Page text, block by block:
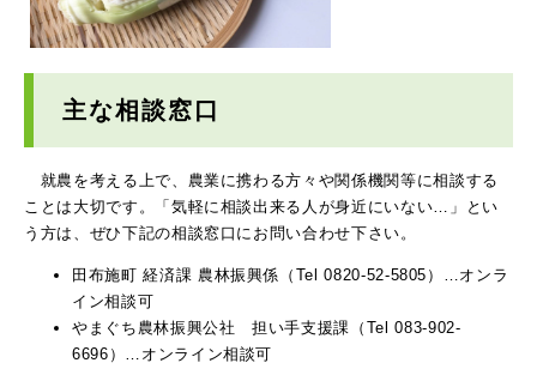
主な相談窓口
就農を考える上で、農業に携わる方々や関係機関等に相談する
ことは大切です。「気軽に相談出来る人が身近にいない…」とい
う方は、ぜひ下記の相談窓口にお問い合わせ下さい。
田布施町 経済課 農林振興係（Tel 0820-52-5805）…オンラ
イン相談可
やまぐち農林振興公社 担い手支援課（Tel 083-902-
6696）…オンライン相談可